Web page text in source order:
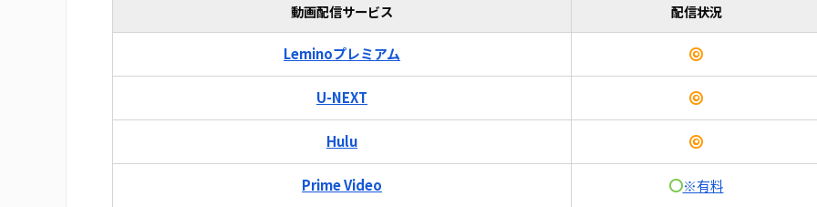
動画配信サービス 配信状況
Leminoプレミアム
U-NEXT
Hulu
Prime Video ※有料